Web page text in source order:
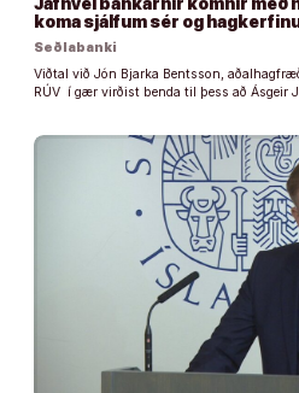
koma sjálfum sér og
Seðlabanki
Viðtal við Jón Bjarka Bentsson,
RÚV í gær virðist benda til þess að Ásgeir